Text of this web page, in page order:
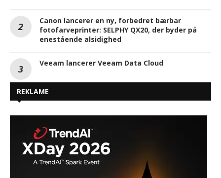
Canon lancerer en ny, forbedret bærbar
fotofarveprinter: SELPHY QX20, der byder på
enestående alsidighed
Veeam lancerer Veeam Data Cloud
REKLAME